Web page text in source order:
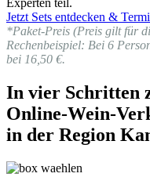
Experten teil.
Jetzt Sets entdecken &
*Paket-Preis (Preis gilt für
Rechenbeispiel: Bei 6
bei 16,50 €.
In vier Schritten
Online-Wein-
in der Region